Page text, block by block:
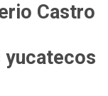
Castro
yucatecos